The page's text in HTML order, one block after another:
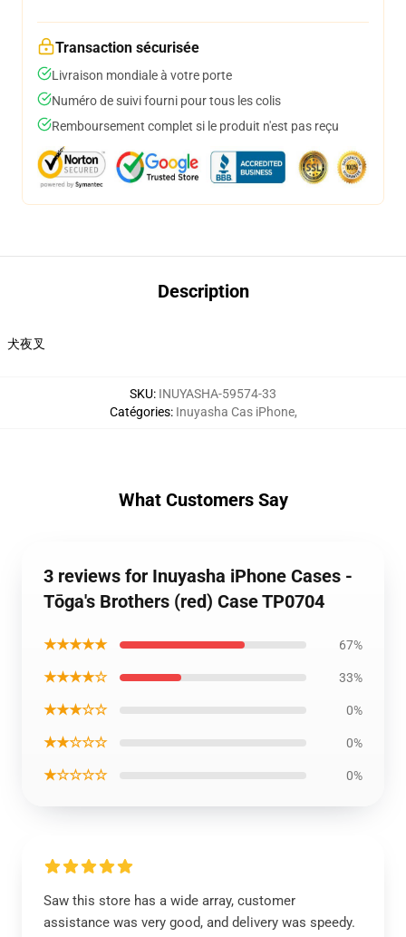
Transaction sécurisée
Livraison mondiale à votre porte
Numéro de suivi fourni pour tous les colis
Remboursement complet si le produit n'est pas reçu
Description
犬夜叉
SKU: INUYASHA-59574-33
Catégories: Inuyasha Cas iPhone,
What Customers Say
3 reviews for Inuyasha iPhone Cases -
Tōga's Brothers (red) Case TP0704
★★★★★ 67%
★★★★☆ 33%
★★★☆☆ 0%
★★☆☆☆ 0%
★☆☆☆☆ 0%
Saw this store has a wide array, customer
assistance was very good, and delivery was speedy.